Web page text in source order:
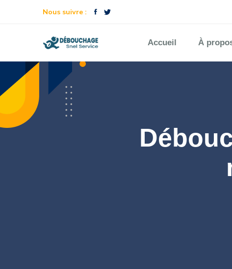
Nous suivre :
Accueil À